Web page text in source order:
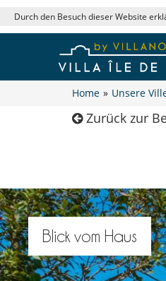
Durch den Besuch dieser Website
Home » Unsere
Zurück zur
Blick vom Haus